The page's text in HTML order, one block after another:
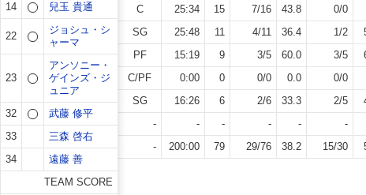
14
兒玉 貴通
22
ジョシュ・シ
ャーマ
23
アンソニー・
ゲインズ・ジ
ュニア
32
武藤 修平
33
三森 啓右
34
遠藤 善
TEAM SCORE
C
25:34 15 7/16 43.8 0/0
SG
25:48 11 4/11 36.4 1/2
PF
15:19 9 3/5 60.0 3/5
C/PF
0:00 0 0/0 0.0 0/0
SG
16:26 6 2/6 33.3 2/5
-
- - - - -
-
200:00 79 29/76 38.2 15/30